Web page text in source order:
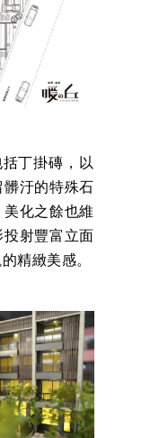
丁掛磚，以
汙的特殊石
化之餘也維
射豐富立面
精緻美感。